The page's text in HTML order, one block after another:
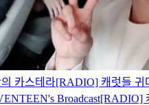
카스테라[RADIO] 캐럿들 귀
Broadcast[RADIO]